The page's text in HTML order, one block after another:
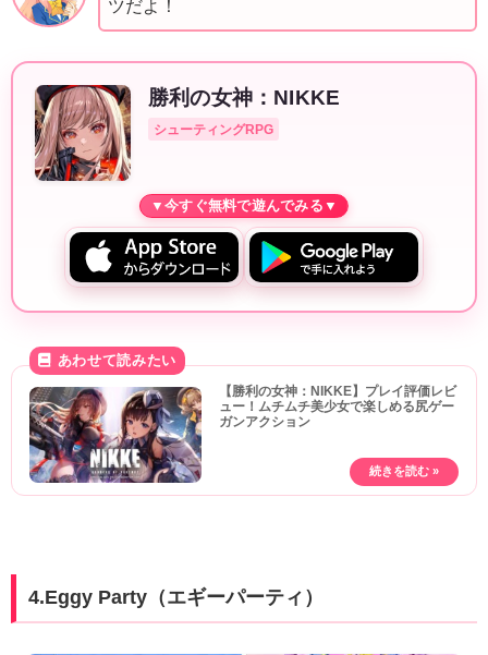
ツだよ！
勝利の女神：NIKKE
シューティングRPG
【勝利の女神：NIKKE】プレイ評価レビ
ュー！ムチムチ美少女で楽しめる尻ゲー
ガンアクション
4.Eggy Party（エギーパーティ）